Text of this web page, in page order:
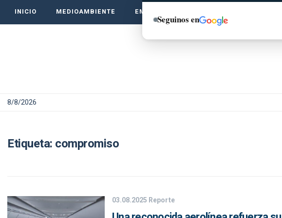
INICIO MEDIOAMBIENTE EMPRENDE VERDE
8/8/2026
Etiqueta: compromiso
03.08.2025 Reporte
Seguinos en